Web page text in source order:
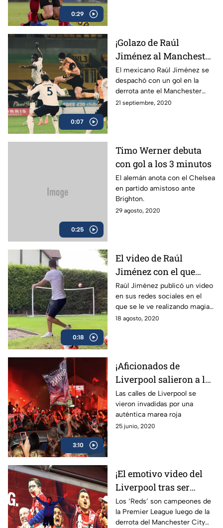
0:29
0:07
¡Golazo de Raúl
Jiménez al Manchester
City, en VIDEO!
El mexicano Raúl Jiménez se
despachó con un gol en la
derrota ante el Manchester
City de este lunes.
21 septiembre, 2020
0:25
Timo Werner debuta
con gol a los 3 minutos
El alemán anota con el Chelsea
en partido amistoso ante
Brighton.
29 agosto, 2020
0:18
El video de Raúl
Jiménez con el que
convence a la Juventus
y Cristiano Ronaldo
Raúl Jiménez publicó un video
en sus redes sociales en el
que se le ve realizando magia y
anotando un golazo.
18 agosto, 2020
3:10
¡Aficionados de
Liverpool salieron a las
calles a celebrar el
título de Premier
League!
Las calles de Liverpool se
vieron invadidas por una
auténtica marea roja
25 junio, 2020
¡El emotivo video del
Liverpool tras ser
campeón de la Premier
League!
Los ‘Reds’ son campeones de
la Premier League luego de la
derrota del Manchester City